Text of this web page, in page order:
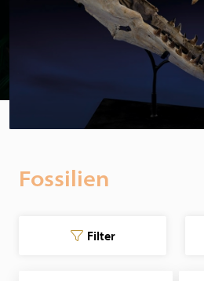
Fossilien
Filter